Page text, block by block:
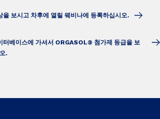
을 보시고 차후에 열릴 웨비나에 등록하십시오.
터베이스에 가셔서 ORGASOL® 첨가제 등급을 보
.